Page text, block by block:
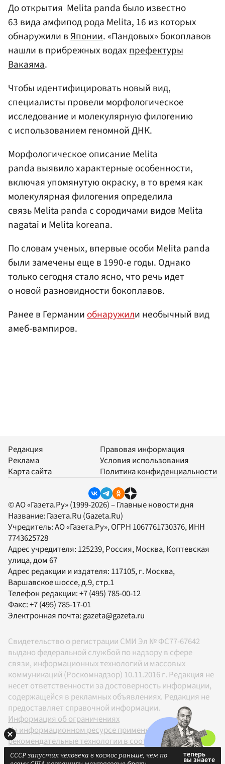
До открытия Melita panda было известно
63 вида амфипод рода Melita, 16 из которых
обнаружили вЯпонии. «Пандовых» бокоплавов
нашли в прибрежных водахпрефектуры
Вакаяма.
Чтобы идентифицировать новый вид,
специалисты провели морфологическое
исследование и молекулярную филогению
с использованием геномной ДНК.
Морфологическое описание Melita
panda выявило характерные особенности,
включая упомянутую окраску, в то время как
молекулярная филогения определила
связь Melita panda с сородичами видов Melita
nagatai и Melita koreana.
По словам ученых, впервые особи Melita panda
были замечены еще в 1990-е годы. Однако
только сегодня стало ясно, что речь идет
о новой разновидности бокоплавов.
Ранее в Германииобнаружили необычный вид
амеб-вампиров.
Редакция
Реклама
Карта сайта
Правовая информация
Условия использования
Политика конфиденциальности
© АО «Газета.Ру» (1999-2026) – Главные новости дня
Название: Газета.Ru (Gazeta.Ru)
Учредитель:АО «Газета.Ру», ОГРН 1067761730376, ИНН
7743625728
Адрес учредителя: 125239, Россия, Москва, Коптевская
улица, дом 67
Адрес редакции и издателя: 117105, г. Москва,
Варшавское шоссе, д.9, стр.1
Телефон редакции:+7 (495) 785-00-12
Факс:+7 (495) 785-17-01
Электронная почта:gazeta@gazeta.ru
Свидетельство о регистрации СМИ Эл № ФС77-67642
выдано федеральной службой по надзору в сфере
связи, информационных технологий и массовых
коммуникаций (Роскомнадзор) 10.11.2016 г. Редакция не
несет ответственности за достоверность информации,
содержащейся в рекламных объявлениях. Редакция не
предоставляет справочной информации.
Информация об ограничениях
На информационном ресурсе применяются
рекомендательные технологии в соответствии с
Правилами
СССР запустил человека в космос раньше, чем по